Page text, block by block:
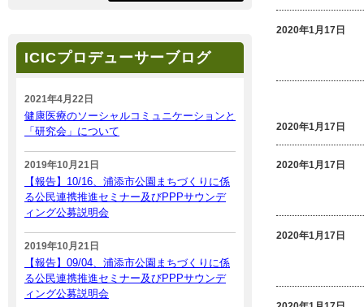
2020年1月17日
2020年1月17日
2020年1月17日
2020年1月17日
ICICプロデューサーブログ
2021年4月22日
健康医療のソーシャルコミュニケーションと
「研究会」について
2019年10月21日
【報告】10/16、浦添市公園まちづくりに係
る公民連携推進セミナー及びPPPサウンデ
ィング公募説明会
2019年10月21日
【報告】09/04、浦添市公園まちづくりに係
る公民連携推進セミナー及びPPPサウンデ
ィング公募説明会